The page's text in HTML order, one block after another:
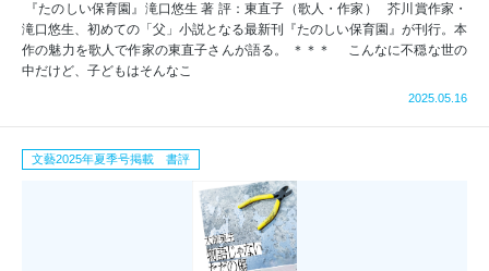
『たのしい保育園』滝口悠生 著 評：東直子（歌人・作家） 芥川賞作家・
滝口悠生、初めての「父」小説となる最新刊『たのしい保育園』が刊行。本
作の魅力を歌人で作家の東直子さんが語る。 ＊＊＊ こんなに不穏な世の
中だけど、子どもはそんなこ
2025.05.16
文藝2025年夏季号掲載 書評